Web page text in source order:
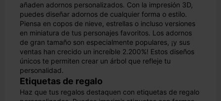
añaden adornos personalizados. Con la impresión 3D,
puedes diseñar adornos de cualquier forma o estilo.
Piensa en copos de nieve, estrellas o incluso versiones
en miniatura de tus personajes favoritos. Los adornos
de gran tamaño son especialmente populares, ¡y sus
ventas han crecido un increíble 2.200%! Estos diseños
únicos te permiten crear un árbol que refleje tu
personalidad.
Etiquetas de regalo
Haz que tus regalos destaquen con etiquetas de regalo